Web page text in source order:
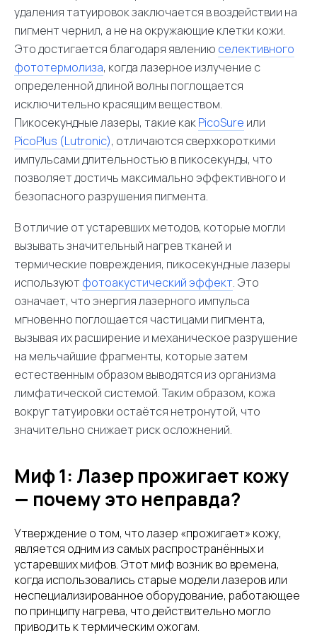
удаления татуировок заключается в воздействии на
пигмент чернил, а не на окружающие клетки кожи.
Это достигается благодаря явлению селективного
фототермолиза, когда лазерное излучение с
определенной длиной волны поглощается
исключительно красящим веществом.
Пикосекундные лазеры, такие какPicoSure или
PicoPlus (Lutronic), отличаются сверхкороткими
импульсами длительностью в пикосекунды, что
позволяет достичь максимально эффективного и
безопасного разрушения пигмента.
В отличие от устаревших методов, которые могли
вызывать значительный нагрев тканей и
термические повреждения, пикосекундные лазеры
используют фотоакустический эффект. Это
означает, что энергия лазерного импульса
мгновенно поглощается частицами пигмента,
вызывая их расширение и механическое разрушение
на мельчайшие фрагменты, которые затем
естественным образом выводятся из организма
лимфатической системой. Таким образом, кожа
вокруг татуировки остаётся нетронутой, что
значительно снижает риск осложнений.
Миф 1: Лазер прожигает кожу
— почему это неправда?
Утверждение о том, что лазер «прожигает» кожу,
является одним из самых распространённых и
устаревших мифов. Этот миф возник во времена,
когда использовались старые модели лазеров или
неспециализированное оборудование, работающее
по принципу нагрева, что действительно могло
приводить к термическим ожогам.